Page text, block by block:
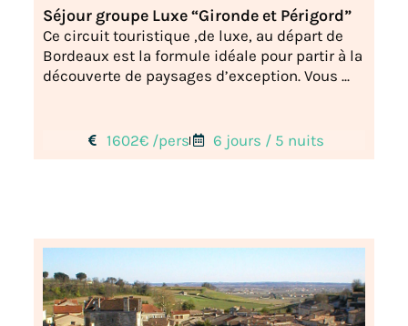
Séjour groupe Luxe “Gironde et Périgord”
Ce circuit touristique ,de luxe, au départ de
Bordeaux est la formule idéale pour partir à la
découverte de paysages d’exception. Vous ...
1602€ /pers 6 jours / 5 nuits